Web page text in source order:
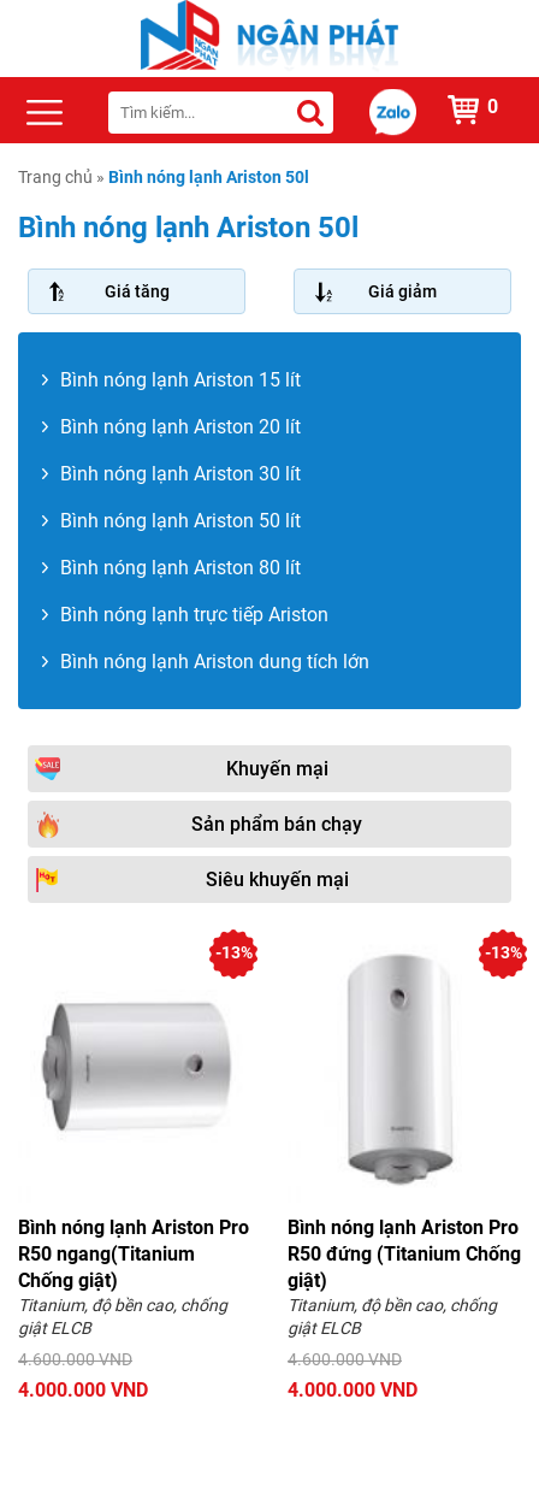
0
Trang chủ » Bình nóng lạnh Ariston 50l
Bình nóng lạnh Ariston 50l
Giá tăng Giá giảm
Bình nóng lạnh Ariston 15 lít
Bình nóng lạnh Ariston 20 lít
Bình nóng lạnh Ariston 30 lít
Bình nóng lạnh Ariston 50 lít
Bình nóng lạnh Ariston 80 lít
Bình nóng lạnh trực tiếp Ariston
Bình nóng lạnh Ariston dung tích lớn
Khuyến mại
Sản phẩm bán chạy
Siêu khuyến mại
Bình nóng lạnh Ariston Pro
R50 ngang(Titanium
Chống giật)
Titanium, độ bền cao, chống
giật ELCB
4.600.000 VND
4.000.000 VND
-13%
Bình nóng lạnh Ariston Pro
R50 đứng (Titanium Chống
giật)
Titanium, độ bền cao, chống
giật ELCB
4.600.000 VND
4.000.000 VND
-13%